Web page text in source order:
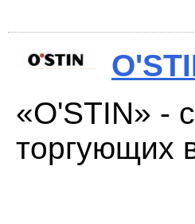
«O'STIN» -
торгующих